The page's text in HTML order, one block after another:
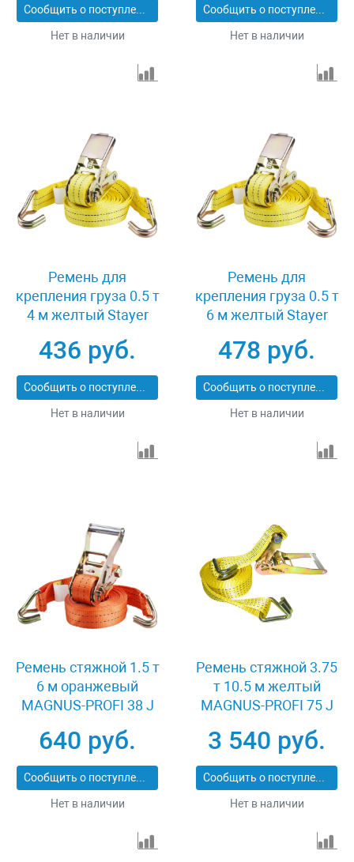
Сообщить о поступлении
Нет в наличии
Сообщить о поступлении
Нет в наличии
Ремень для
крепления груза 0.5 т
4 м желтый Stayer
436 руб.
Сообщить о поступлении
Нет в наличии
Ремень для
крепления груза 0.5 т
6 м желтый Stayer
478 руб.
Сообщить о поступлении
Нет в наличии
Ремень стяжной 1.5 т
6 м оранжевый
MAGNUS-PROFI 38 J
640 руб.
Сообщить о поступлении
Нет в наличии
Ремень стяжной 3.75
т 10.5 м желтый
MAGNUS-PROFI 75 J
3 540 руб.
Сообщить о поступлении
Нет в наличии